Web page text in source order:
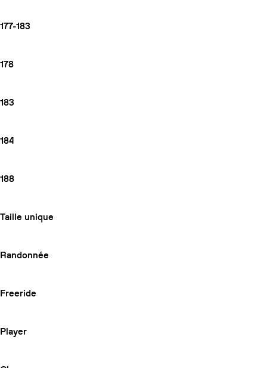
177-183
178
183
184
188
Taille unique
Randonnée
Freeride
Player